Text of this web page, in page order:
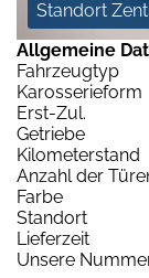
Standort
Allgemeine
Fahrzeugtyp
Karosserieform
Erst-Zul.
Getriebe
Kilometerstand
Anzahl der
Farbe
Standort
Lieferzeit
Unsere